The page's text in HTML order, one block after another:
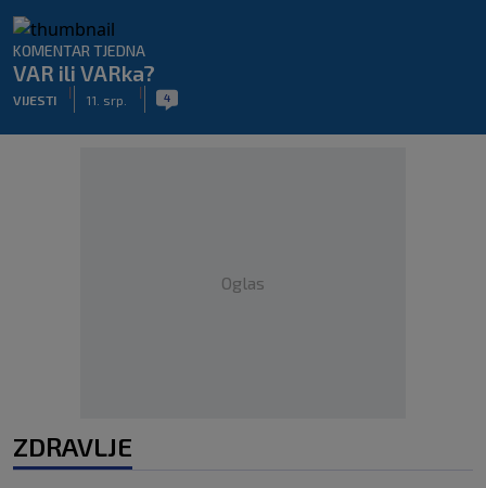
KOMENTAR TJEDNA
VAR ili VARka?
VIJESTI
|
11. srp.
| 4
Oglas
ZDRAVLJE